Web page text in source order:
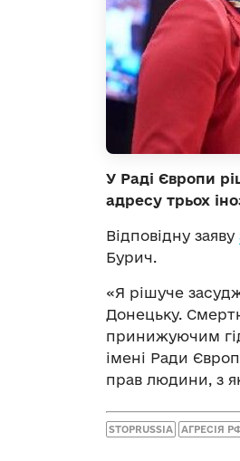
У Раді Європи
адресу трьох
Відповідну заяву
Бурич.
«Я рішуче
Донецьку.
принижуючим
імені Ради
прав людини, з
STOPRUSSIA АГРЕСІЯ